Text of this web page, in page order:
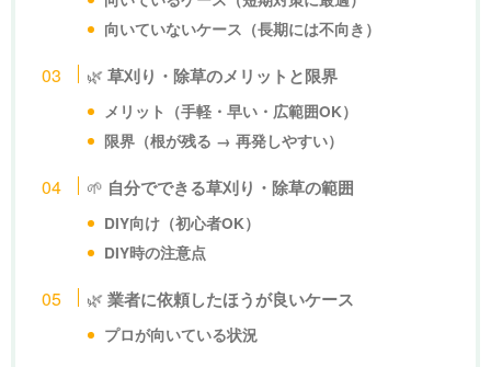
向いていないケース（長期には不向き）
🌿草刈り・除草のメリットと限界
メリット（手軽・早い・広範囲OK）
限界（根が残る → 再発しやすい）
🌱 自分でできる草刈り・除草の範囲
DIY向け（初心者OK）
DIY時の注意点
🌿業者に依頼したほうが良いケース
プロが向いている状況